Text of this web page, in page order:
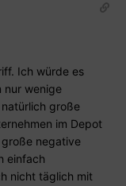
Ich würde es
nur wenige
große
im Depot
negative
einfach
nicht täglich mit